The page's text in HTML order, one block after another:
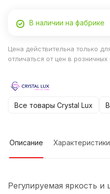
В наличии на фабрике
Цена действительна только
отличаться от цен в
Все товары Crystal Lux
Описание Характеристики
Регулируемая яркость и